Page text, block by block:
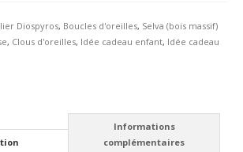
Diospyros, Boucles d'oreilles, Selva (bois massif)
, Clous d'oreilles, Idée cadeau enfant, Idée cadeau
Informations
complémentaires